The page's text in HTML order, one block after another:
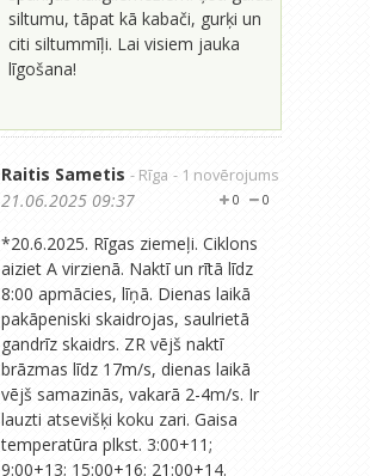
siltumu, tāpat kā kabači, gurķi un
citi siltummīļi. Lai visiem jauka
līgošana!
Raitis Sametis - Rīga - 1 novērojums
0
0
21.06.2025 09:37
*20.6.2025. Rīgas ziemeļi. Ciklons
aiziet A virzienā. Naktī un rītā līdz
8:00 apmācies, līņā. Dienas laikā
pakāpeniski skaidrojas, saulrietā
gandrīz skaidrs. ZR vējš naktī
brāzmas līdz 17m/s, dienas laikā
vējš samazinās, vakarā 2-4m/s. Ir
lauzti atsevišķi koku zari. Gaisa
temperatūra plkst. 3:00+11;
9:00+13; 15:00+16; 21:00+14.